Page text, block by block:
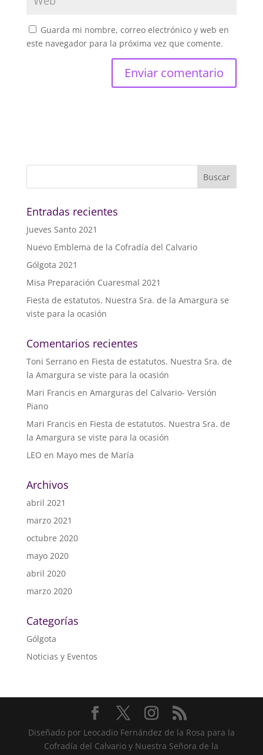
Guarda mi nombre, correo electrónico y web en
este navegador para la próxima vez que comente.
Entradas recientes
Jueves Santo 2021
Nuevo Emblema de la Cofradía del Calvario
Gólgota 2021
Misa Preparación Cuaresmal 2021
Fiesta de estatutos. Nuestra Sra. de la Amargura se
viste para la ocasión
Comentarios recientes
Toni Serranoen Fiesta de estatutos. Nuestra Sra. de
la Amargura se viste para la ocasión
Mari Francis en Amarguras del Calvario- Versión
Piano
Mari Francis en Fiesta de estatutos. Nuestra Sra. de
la Amargura se viste para la ocasión
LEO en Mayo mes de María
Archivos
abril 2021
marzo 2021
octubre 2020
mayo 2020
abril 2020
marzo 2020
Categorías
Gólgota
Noticias y Eventos
Diseñado por Leocadio Fernández de la Rosa para la
Cofradía del Calvario y Nuestra Señora de la